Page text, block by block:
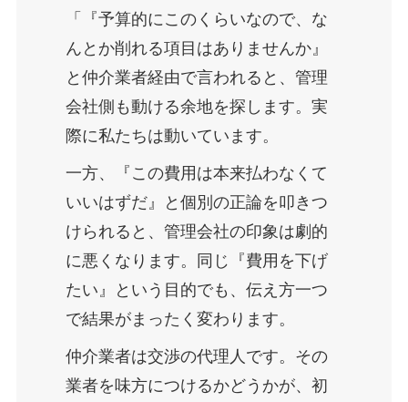
「『予算的にこのくらいなので、な
んとか削れる項目はありませんか』
と仲介業者経由で言われると、管理
会社側も動ける余地を探します。実
際に私たちは動いています。
一方、『この費用は本来払わなくて
いいはずだ』と個別の正論を叩きつ
けられると、管理会社の印象は劇的
に悪くなります。同じ『費用を下げ
たい』という目的でも、伝え方一つ
で結果がまったく変わります。
仲介業者は交渉の代理人です。その
業者を味方につけるかどうかが、初